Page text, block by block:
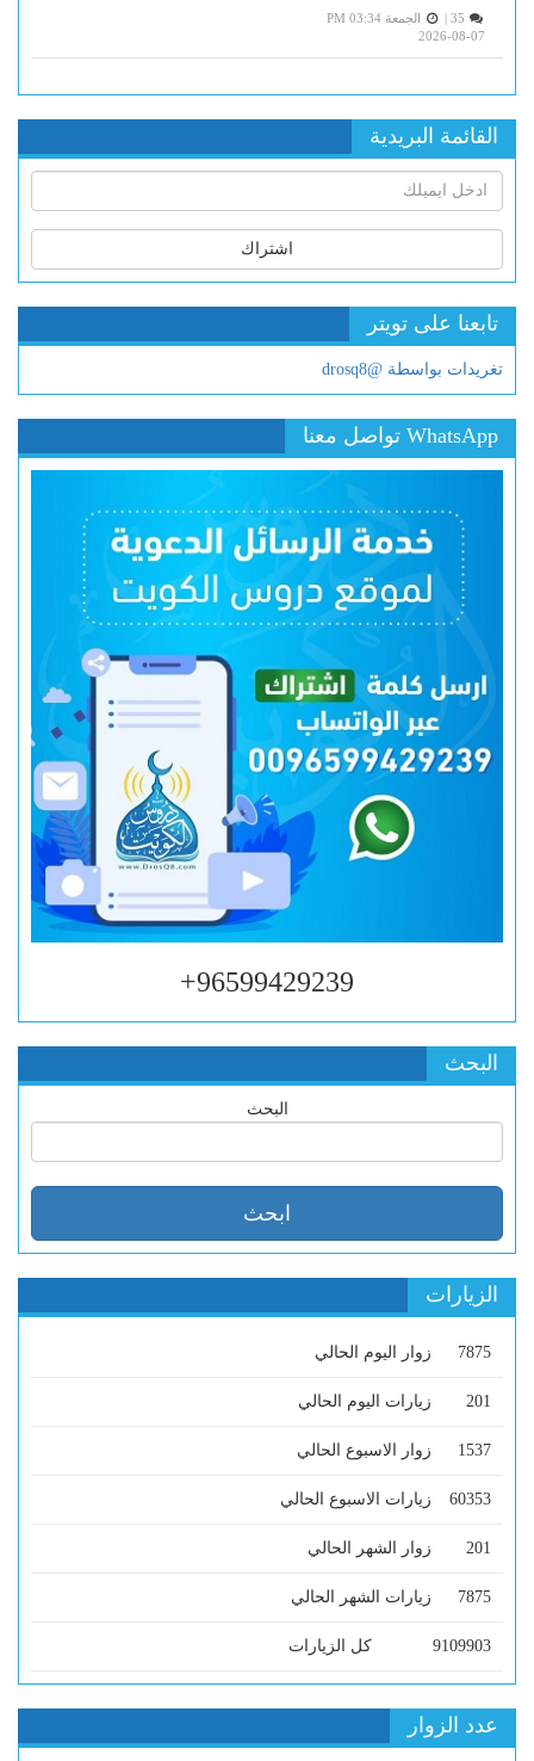
الجمعة PM 03:34
2026-08-07
القائمة البريدية
اشتراك
تابعنا على تويتر
تغريدات بواسطة @drosq8
WhatsApp تواصل معنا
96599429239+
البحث
البحث
الزيارات
7875 زوار اليوم الحالي
201 زيارات اليوم الحالي
1537 زوار الاسبوع الحالي
60353 زيارات الاسبوع الحالي
201 زوار الشهر الحالي
7875 زيارات الشهر الحالي
9109903 كل الزيارات
عدد الزوار